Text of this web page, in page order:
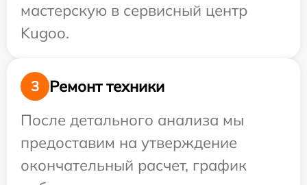
мастерскую в сервисный центр
Kugoo.
3
Ремонт техники
После детального анализа мы
предоставим на утверждение
окончательный расчет, график